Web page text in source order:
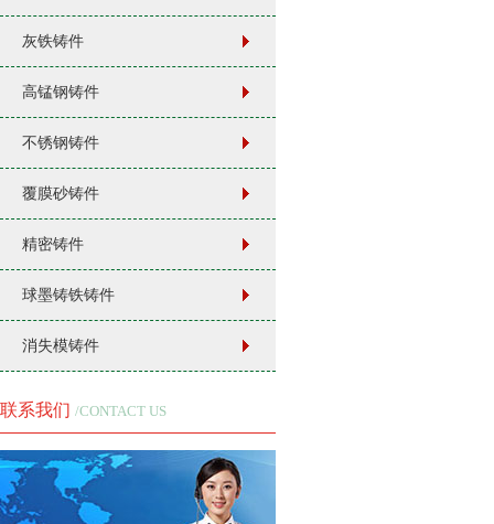
灰铁铸件
高锰钢铸件
不锈钢铸件
覆膜砂铸件
精密铸件
球墨铸铁铸件
消失模铸件
联系我们 /CONTACT US